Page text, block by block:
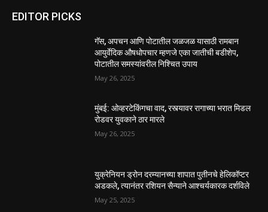
EDITOR PICKS
गॅस, अपचन आणि पोटातील जळजळ यासाठी रामबान
आयुर्वेदिक औषधोपचार म्हणजे एका जातीची बडीशेप,
पोटातील समस्यांवरील निश्चित उपाय
May 26, 2025
मुंबई: ओव्हरटेकिंगचा वाद, रस्त्यावर रागाच्या भरात मिडल
रोडवर युवकाने ठार मारले
May 26, 2025
युक्रेनियन ड्रोन दरम्यानच्या शापात पुतीनचे हेलिकॉप्टर
अडकले, त्यानंतर रशियन सैन्याने आश्चर्यकारक दर्शविले
May 25, 2025